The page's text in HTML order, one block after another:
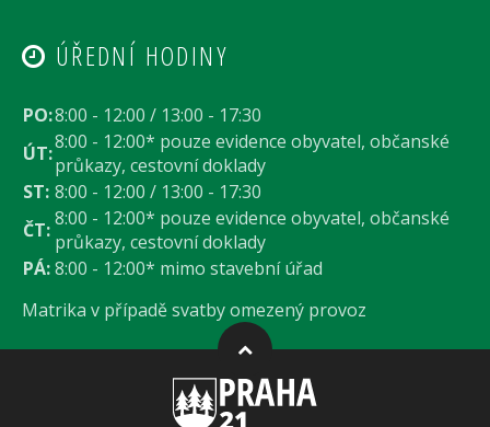
ÚŘEDNÍ HODINY
PO:8:00 - 12:00 / 13:00 - 17:30
ÚT:8:00 - 12:00* pouze evidence obyvatel, občanské
průkazy, cestovní doklady
ST: 8:00 - 12:00 / 13:00 - 17:30
ČT:8:00 - 12:00* pouze evidence obyvatel, občanské
průkazy, cestovní doklady
PÁ:8:00 - 12:00* mimo stavební úřad
Matrika v případě svatby omezený provoz